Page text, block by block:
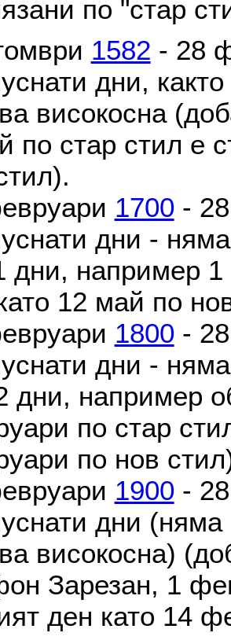
по "стар
1582 - 28
дни,
високосна
по стар стил е
1700 -
дни -
дни, например
12 май по
1800 -
дни -
дни, например
по стар
по нов
1900 -
дни
високосна)
Зарезан, 1
ден като 14